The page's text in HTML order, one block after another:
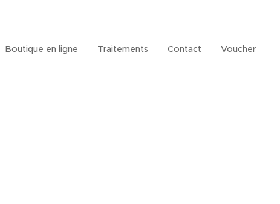
Boutique en ligne Traitements Contact Voucher